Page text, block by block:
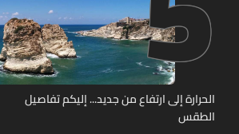
الحرارة إلى ارتفاع من جديد... إليكم تفاصيل
الطقس